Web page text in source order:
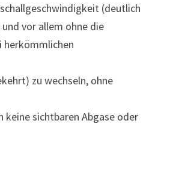
(deutlich
vor allem ohne die
herkömmlichen
zu wechseln, ohne
keine sichtbaren Abgase oder